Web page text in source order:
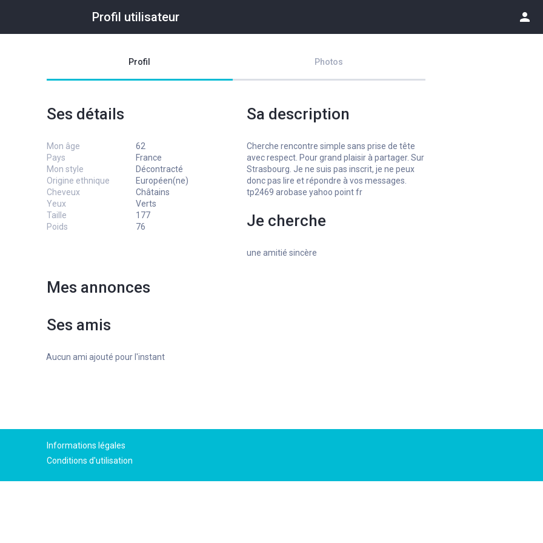
Profil utilisateur person
Profil Photos
Ses détails
Mon âge
62
Pays
France
Mon style
Décontracté
Origine ethnique
Européen(ne)
Cheveux
Châtains
Yeux
Verts
Taille
177
Poids
76
Sa description
Cherche rencontre simple sans prise de tête
avec respect. Pour grand plaisir à partager. Sur
Strasbourg. Je ne suis pas inscrit, je ne peux
donc pas lire et répondre à vos messages.
tp2469 arobase yahoo point fr
Je cherche
une amitié sincère
Mes annonces
Ses amis
Aucun ami ajouté pour l'instant
Informations légales
Conditions d'utilisation